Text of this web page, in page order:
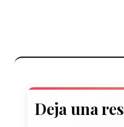
Deja una